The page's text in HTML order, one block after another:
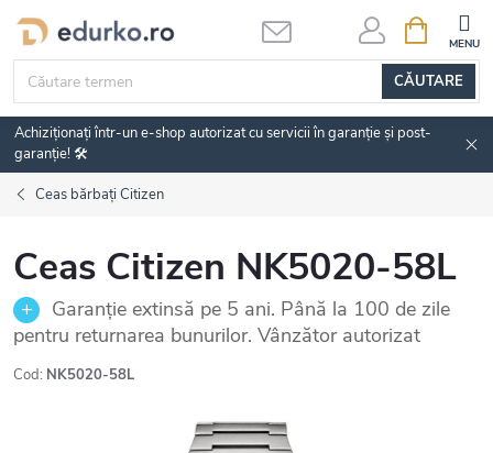
Treci
conținut
CĂUTARE
DE
Achiziționați într-un e-shop autorizat cu servicii în garanție și post-
garanție! 🛠️
Ceas bărbați Citizen
Ceas Citizen NK5020-58L
Garanție extinsă pe 5 ani. Până la 100 de zile
pentru returnarea bunurilor. Vânzător autorizat
Cod: NK5020-58L